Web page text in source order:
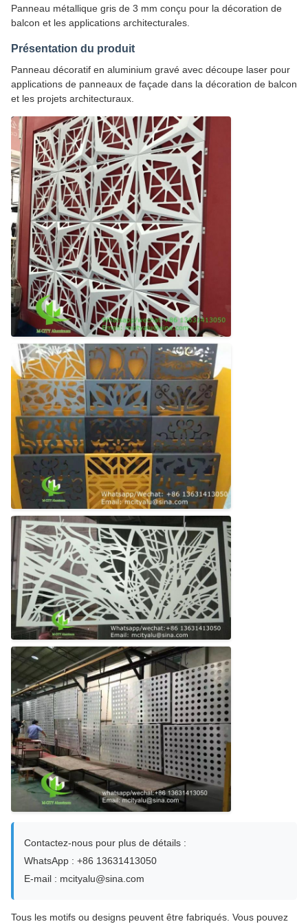
Panneau métallique gris de 3 mm conçu pour la décoration de
balcon et les applications architecturales.
Présentation du produit
Panneau décoratif en aluminium gravé avec découpe laser pour
applications de panneaux de façade dans la décoration de balcon
et les projets architecturaux.
Contactez-nous pour plus de détails :
WhatsApp : +86 13631413050
E-mail : mcityalu@sina.com
Tous les motifs ou designs peuvent être fabriqués. Vous pouvez